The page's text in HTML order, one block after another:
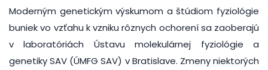
Moderným genetickým výskumom a štúdiom fyziológie
buniek vo vzťahu k vzniku rôznych ochorení sa zaoberajú
v laboratóriách Ústavu molekulárnej fyziológie a
genetiky SAV (ÚMFG SAV) v Bratislave. Zmeny niektorých